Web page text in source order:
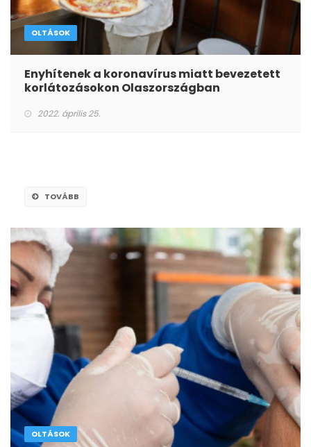
OLTÁSOK
Enyhítenek a koronavírus miatt bevezetett
korlátozásokon Olaszországban
2022. április 25.
TOVÁBB
OLTÁSOK